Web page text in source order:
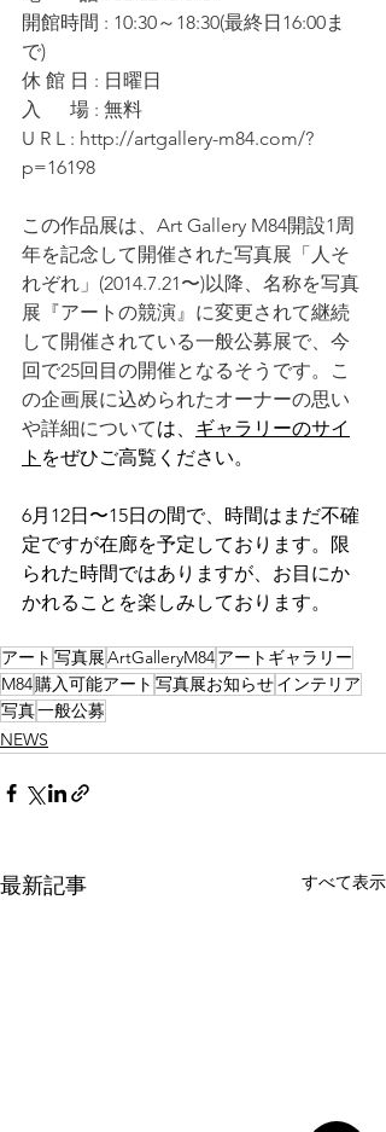
開館時間 : 10:30～18:30(最終日16:00ま
で)
休 館 日 : 日曜日
入 　 場 : 無料
U R L : http://artgallery-m84.com/?
p=16198
この作品展は、Art Gallery M84開設1周
年を記念して開催された写真展「人そ
れぞれ」(2014.7.21〜)以降、名称を写真
展『アートの競演』に変更されて継続
して開催されている一般公募展で、今
回で25回目の開催となるそうです。こ
の企画展に込められたオーナーの思い
や詳細については、 ギャラリーのサイ
ト をぜひご高覧ください。
6月12日〜15日の間で、時間はまだ不確
定ですが在廊を予定しております。限
られた時間ではありますが、お目にか
かれることを楽しみしております。
アート 写真展ArtGalleryM84アートギャラリー
M84購入可能アート 写真展お知らせインテリア
写真一般公募
NEWS
最新記事 すべて表示